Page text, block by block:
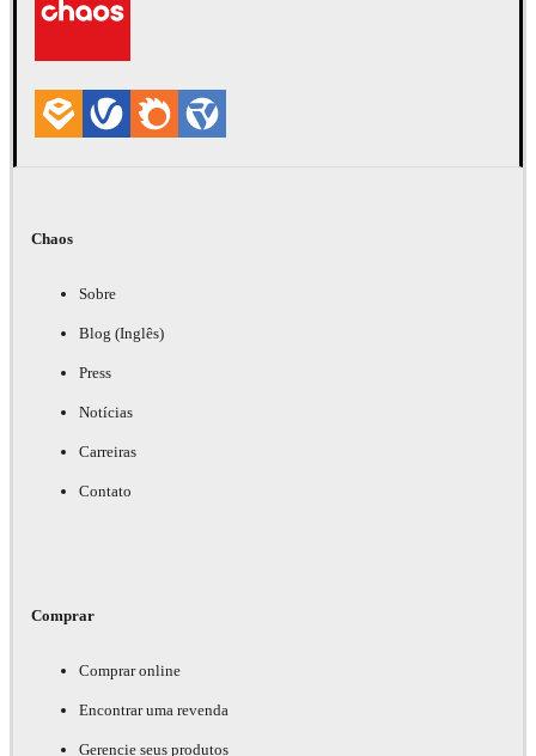
Chaos
Sobre
Blog (Inglês)
Press
Notícias
Carreiras
Contato
Comprar
Comprar online
Encontrar uma revenda
Gerencie seus produtos